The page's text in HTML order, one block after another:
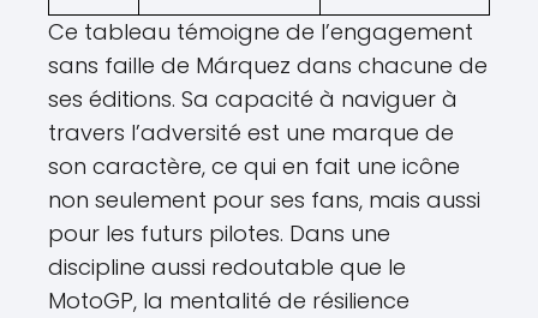
Ce tableau témoigne de l’engagement
sans faille de Márquez dans chacune de
ses éditions. Sa capacité à naviguer à
travers l’adversité est une marque de
son caractère, ce qui en fait une icône
non seulement pour ses fans, mais aussi
pour les futurs pilotes. Dans une
discipline aussi redoutable que le
MotoGP, la mentalité de résilience